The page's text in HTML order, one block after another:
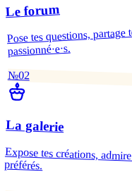
Le forum
Pose tes questions,
passionné·e·s.
№02
La galerie
Expose tes créations,
préférés.